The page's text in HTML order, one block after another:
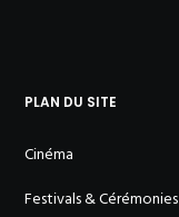
PLAN DU SITE
Cinéma
Festivals & Cérémonies